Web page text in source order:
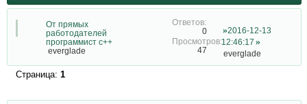
От прямых
работодателей
программист c++
everglade
0
47
2016-12-13
12:46:17
everglade
Страница: 1